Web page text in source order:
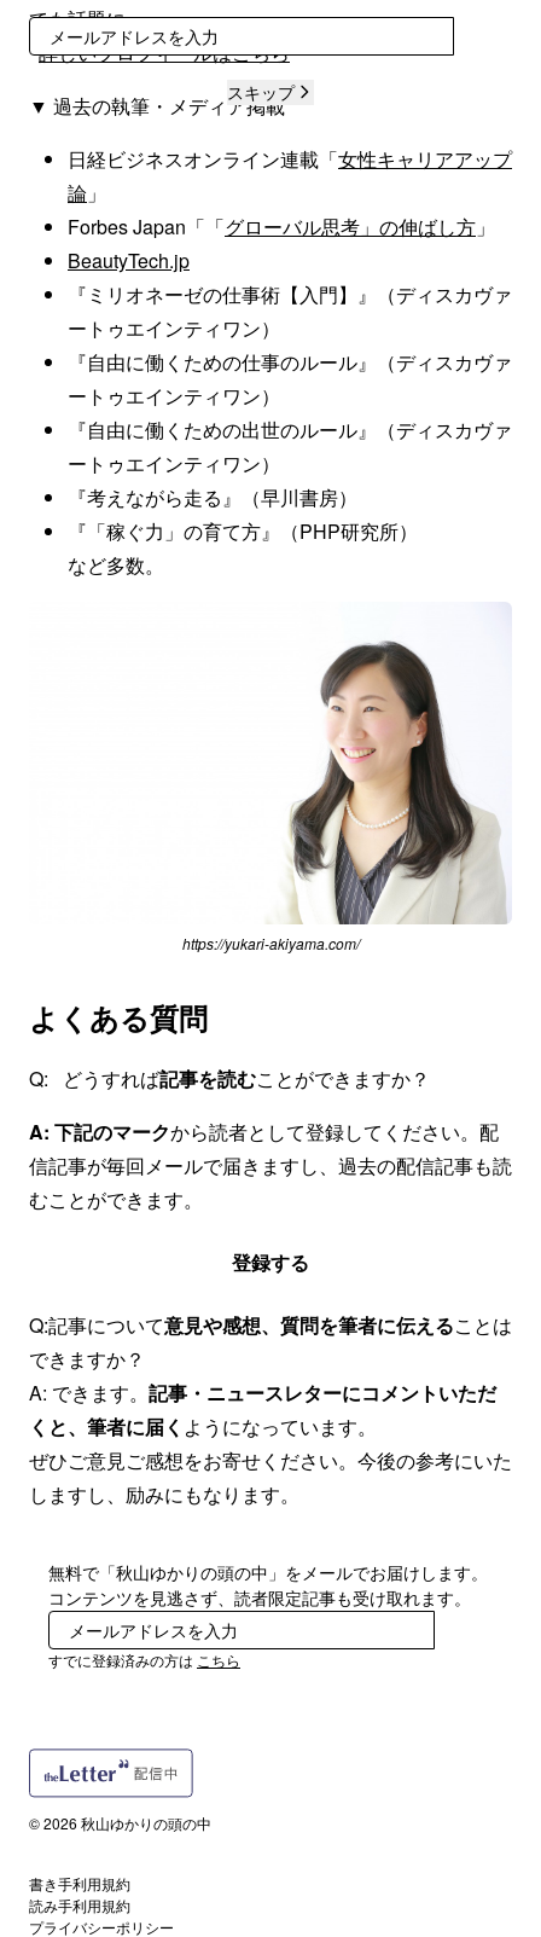
ても話題に
詳しいプロフィールはこちら
▼ 過去の執筆・メディア掲載
日経ビジネスオンライン連載「女性キャリアアップ
論 」
Forbes Japan「「グローバル思考」の伸ばし方 」
BeautyTech.jp
『ミリオネーゼの仕事術【入門】』（ディスカヴァ
ートゥエインティワン）
『自由に働くための仕事のルール』（ディスカヴァ
ートゥエインティワン）
『自由に働くための出世のルール』（ディスカヴァ
ートゥエインティワン）
『考えながら走る』（早川書房）
『「稼ぐ力」の育て方』（PHP研究所）
など多数。
https://yukari-akiyama.com/
よくある質問
Q: どうすれば記事を読むことができますか？
A: 下記のマークから読者として登録してください。配
信記事が毎回メールで届きますし、過去の配信記事も読
むことができます。
登録する
Q:記事について意見や感想、質問を筆者に伝えることは
できますか？
A: できます。 記事・ニュースレターにコメントいただ
くと、 筆者に届く ようになっています。
ぜひご意見ご感想をお寄せください。今後の参考にいた
しますし、励みにもなります。
無料で「秋山ゆかりの頭の中」をメールでお届けします。
コンテンツを見逃さず、読者限定記事も受け取れます。
すでに登録済みの方は こちら
スキップ
© 2026 秋山ゆかりの頭の中
書き手利用規約
読み手利用規約
プライバシーポリシー